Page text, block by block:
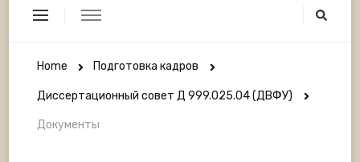
Home Подготовка кадров
Диссертационный совет Д 999.025.04 (ДВФУ)
Документы